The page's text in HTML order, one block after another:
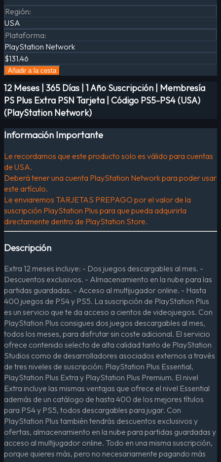
Región:
USA
Plataforma:
PlayStation Network
$131.46
Añadir a la cesta
12 Meses | 365 Días | 1 Año Suscripción | Membresía
PS Plus Extra PSN Tarjeta | Código PS5-PS4 (USA)
(PlayStation Network)
Información Importante
Le recordamos que este producto solo es válido para cuentas
de USA.
Deberá tener una cuenta PlayStation Network para poder usar
este artículo.
Le enviaremos TARJETAS PREPAGO por el valor de la
suscripción PlayStation Plus para que pueda adquirirla
directamente dentro de PlayStation Store.
Descripción
Extra 12 meses incluye: - Dos juegos descargables al mes. -
Descuentos exclusivos. - Almacenamiento en la nube para las
partidas guardadas. - Acceso al multijugador online. - Hasta
400 juegos de PS4 y PS5. La suscripción de PlayStation Plus
es un servicio que te da acceso a cientos de videojuegos. Con
PlayStation Plus consigues dos juegos descargables al mes,
todos los meses, para disfrutar sin coste adicional. El servicio
ofrece contenido selecto de alta calidad tanto de PlayStation
Studios como de desarrolladores asociados externos a través
de tres niveles de suscripción: PlayStation Plus Essential,
PlayStation Plus Extra y PlayStation Plus Premium. El nivel
Extra incluye las mismas ventajas que ofrece el nivel Essential
además de un catálogo de hasta 400 de los mejores títulos
para PS4 y PS5, todos descargables para jugar. Con
PlayStation Plus también tendrás descuentos exclusivos y
ofertas, almacenamiento en la nube para partidas guardadas y
acceso al multijugador online. Todo en una misma suscripción,
porque quieres más, pero no necesariamente pagando más